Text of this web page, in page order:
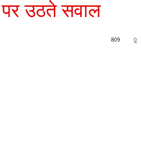
उठते सवाल
0
809